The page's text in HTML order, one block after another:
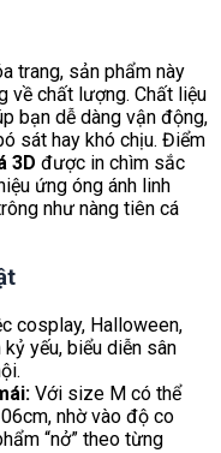
trang, sản phẩm này
về chất lượng. Chất liệu
bạn dễ dàng vận động,
sát hay khó chịu. Điểm
3D được in chìm sắc
ứng óng ánh linh
như nàng tiên cá
cosplay, Halloween,
yếu, biểu diễn sân
Với size M có thể
nhờ vào độ co
“nở” theo từng